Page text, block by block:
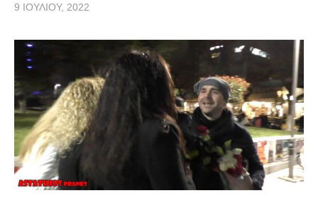
9 ΙΟΥΛΊΟΥ, 2022